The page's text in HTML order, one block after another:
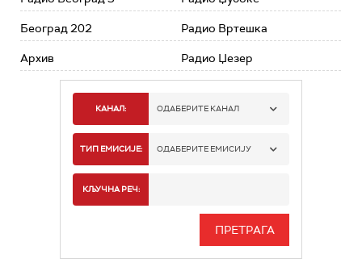
Београд 202
Архив
Радио Вртешка
Радио Џезер
КАНАЛ: ОДАБЕРИТЕ КАНАЛ
РАДИО БЕОГРАД 1
РАДИО БЕОГРАД 3
ТИП ЕМИСИЈЕ: ОДАБЕРИТЕ ЕМИСИЈУ
ИНФО
КЉУЧНА РЕЧ: